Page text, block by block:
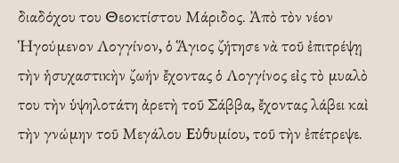
διαδόχου του Θεοκτίστου Μάριδος. Ἀπὸ τὸν νέον
Ἡγούμενον Λογγίνον, ὁ Ἅγιος ζήτησε νὰ τοῦ ἐπιτρέψῃ
τὴν ἡσυχαστικὴν ζωήν ἔχοντας ὁ Λογγίνος εἰς τὸ μυαλὸ
του τὴν ὑψηλοτάτη ἀρετὴ τοῦ Σάββα, ἔχοντας λάβει καὶ
τὴν γνώμην τοῦ Μεγάλου Εὐθυμίου, τοῦ τὴν ἐπέτρεψε.